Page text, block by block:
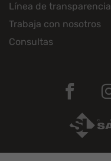
Línea de transparencia
Trabaja con nosotros
Consultas